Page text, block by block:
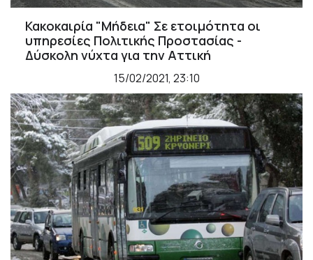
Κακοκαιρία "Μήδεια" Σε ετοιμότητα οι
υπηρεσίες Πολιτικής Προστασίας -
Δύσκολη νύχτα για την Αττική
15/02/2021, 23:10